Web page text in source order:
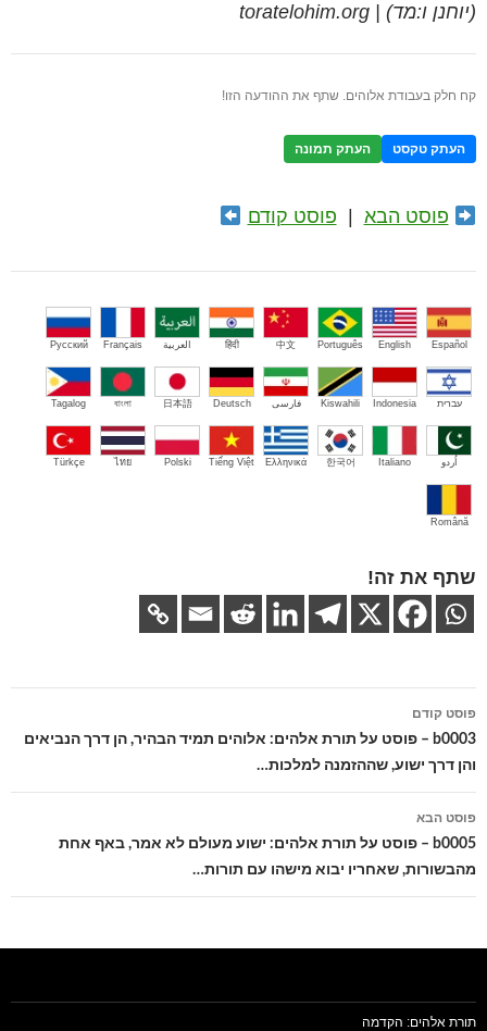
(יוחנן ו:מד) | toratelohim.org
קח חלק בעבודת אלוהים. שתף את ההודעה הזו!
העתק טקסט העתק תמונה
פוסט הבא פוסט קודם
Español
English
Português
中文
हिंदी العربية Français
Русский
עברית Indonesia
Kiswahili فارسی Deutsch
日本語
বাংলা
Tagalog
اُردو Italiano
한국어
Ελληνικά
Tiếng Việt
Polski
ไทย
Türkçe
Română
שתף את זה!
ניווט
בפוסטים
פוסט קודם
b0003 – פוסט על תורת אלהים: אלוהים תמיד הבהיר, הן דרך הנביאים
והן דרך ישוע, שההזמנה למלכות…
פוסט הבא
b0005 – פוסט על תורת אלהים: ישוע מעולם לא אמר, באף אחת
מהבשורות, שאחריו יבוא מישהו עם תורות…
תורת אלהים: הקדמה